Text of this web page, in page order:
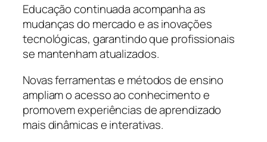
Educação continuada acompanha as
mudanças do mercado e as inovações
tecnológicas, garantindo que profissionais
se mantenham atualizados.
Novas ferramentas e métodos de ensino
ampliam o acesso ao conhecimento e
promovem experiências de aprendizado
mais dinâmicas e interativas.